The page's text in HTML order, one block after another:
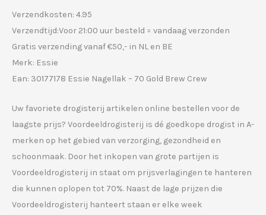
Verzendkosten: 4.95
Verzendtijd:Voor 21:00 uur besteld = vandaag verzonden
Gratis verzending vanaf €50,- in NL en BE
Merk: Essie
Ean: 30177178 Essie Nagellak – 70 Gold Brew Crew
Uw favoriete drogisterij artikelen online bestellen voor de
laagste prijs? Voordeeldrogisterij is dé goedkope drogist in A-
merken op het gebied van verzorging, gezondheid en
schoonmaak. Door het inkopen van grote partijen is
Voordeeldrogisterij in staat om prijsverlagingen te hanteren
die kunnen oplopen tot 70%. Naast de lage prijzen die
Voordeeldrogisterij hanteert staan er elke week